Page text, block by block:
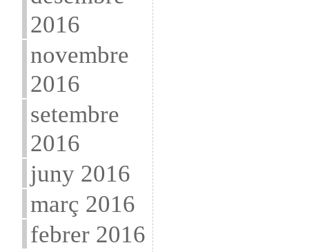
2016
novembre
2016
setembre
2016
juny 2016
març 2016
febrer 2016